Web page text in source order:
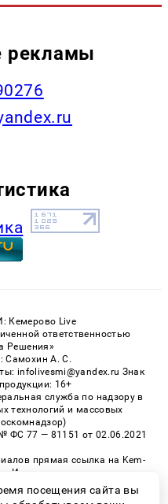
рекламы
Кемерово Live
ответственностью
Решения»
Самохин А. С.
infolivesmi@yandex.ru Знак
16+
служба по надзору в
технологий и массовых
ФС 77 — 81151 от 02.06.2021
прямая ссылка на Kem-
Интернете возможно только
разрешения.
посещения сайта вы